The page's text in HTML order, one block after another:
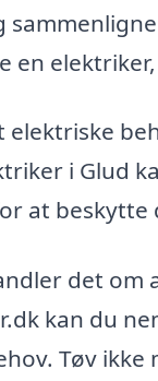
en
elektriske
i Glud
at
det om
kan du
Tøv